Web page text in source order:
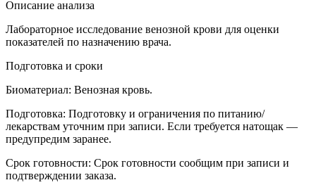
Описание анализа
Лабораторное исследование венозной крови для оценки
показателей по назначению врача.
Подготовка и сроки
Биоматериал: Венозная кровь.
Подготовка: Подготовку и ограничения по питанию/
лекарствам уточним при записи. Если требуется натощак —
предупредим заранее.
Срок готовности: Срок готовности сообщим при записи и
подтверждении заказа.